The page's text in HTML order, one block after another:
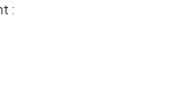
: